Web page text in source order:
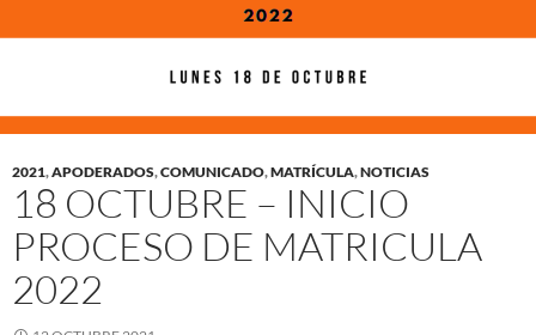
2021,APODERADOS,COMUNICADO,MATRÍCULA,NOTICIAS
18 OCTUBRE – INICIO
PROCESO DE MATRICULA
2022